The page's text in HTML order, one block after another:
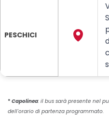
PESCHICI
* Capolinea: il bus sarà presente nel
dell'orario di partenza programmato.